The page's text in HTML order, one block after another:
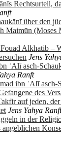
Rechtsurteil,
über den
Maimūn (Moses
Alkhatib –
Jens
ʿAlī asch-
Ranft
ibn ʿAlī asch-
des
auf jeden,
Jens Yahya Ranft
in der
angeblichen